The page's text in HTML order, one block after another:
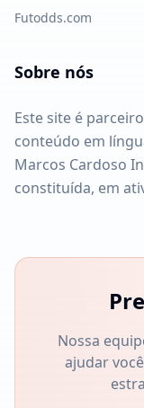
Futodds.com
Sobre nós
Este site é
conteúdo em
Marcos Cardoso
constituída, em
Nossa
ajudar